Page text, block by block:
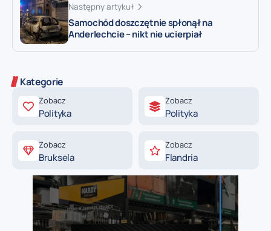
Następny artykuł
Samochód doszczętnie spłonął na
Anderlechcie – nikt nie ucierpiał
Kategorie
Zobacz
Polityka
Zobacz
Polityka
Zobacz
Bruksela
Zobacz
Flandria